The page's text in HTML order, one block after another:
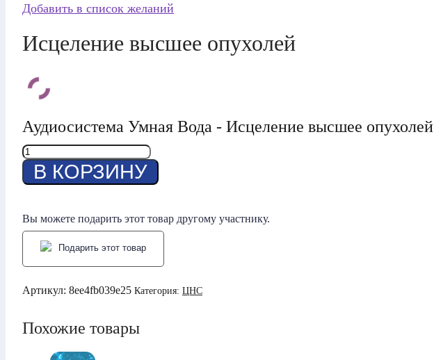
Добавить в список желаний
Исцеление высшее опухолей
Аудиосистема Умная Вода - Исцеление высшее опухолей
Количество
товара
Исцеление
высшее
В КОРЗИНУ
Вы можете подарить этот товар другому участнику.
Подарить этот товар
Артикул: 8ee4fb039e25 Категория: ЦНС
Похожие товары